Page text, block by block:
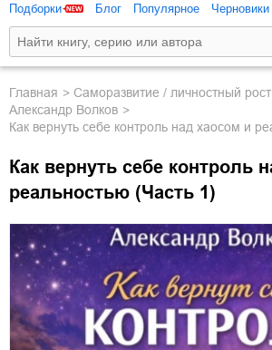
Подборки
Блог Популярное Черновики
Главная
саморазвитие / личностный рост
Александр Волков
Как вернуть себе контроль над хаосом и
Как вернуть себе контроль
реальностью (Часть 1)